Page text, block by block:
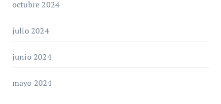
octubre 2024
julio 2024
junio 2024
mayo 2024